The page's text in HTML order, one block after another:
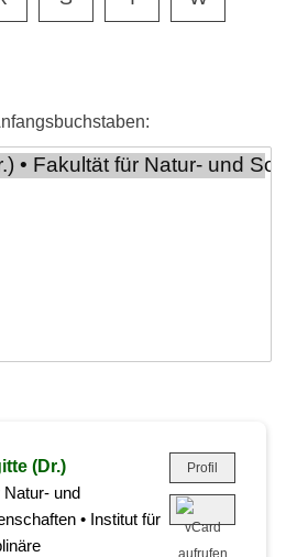
(Dr.)
Natur- und
• Institut für
Profil